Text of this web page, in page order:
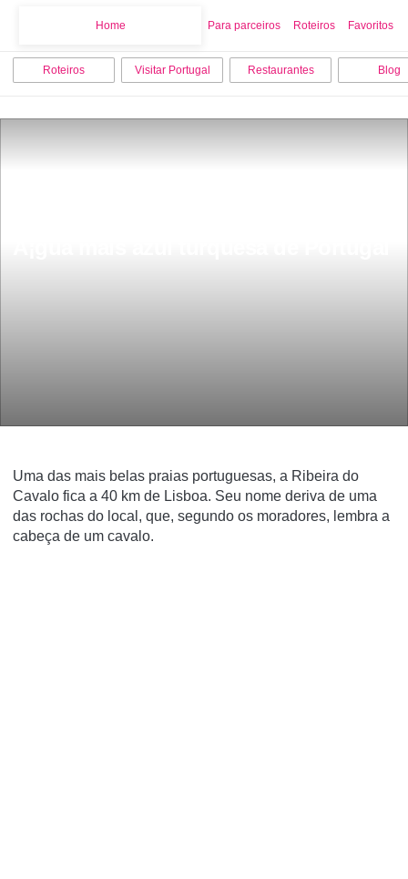
Home Para parceiros Roteiros Favoritos
Roteiros Visitar Portugal Restaurantes Blog
Uma das mais belas praias portuguesas, a Ribeira do
Cavalo fica a 40 km de Lisboa. Seu nome deriva de uma
das rochas do local, que, segundo os moradores, lembra a
cabeça de um cavalo.